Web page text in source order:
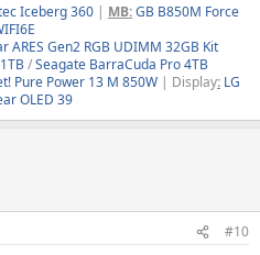
Iceberg 360 | MB:GB B850M Force
ARES Gen2 RGB UDIMM 32GB Kit
/Seagate BarraCuda Pro 4TB
Pure Power 13 M 850W | Display: LG
OLED 39
#10